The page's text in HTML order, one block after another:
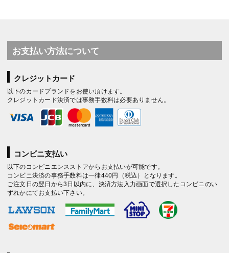
お支払い方法について
クレジットカード
以下のカードブランドをお使い頂けます。
クレジットカード決済では事務手数料は必要ありません。
コンビニ支払い
以下のコンビニエンスストアからお支払いが可能です。
コンビニ決済の事務手数料は一律440円（税込）となります。
ご注文日の翌日から3日以内に、決済方法入力画面で選択したコンビニのい
ずれかにてお支払い下さい。